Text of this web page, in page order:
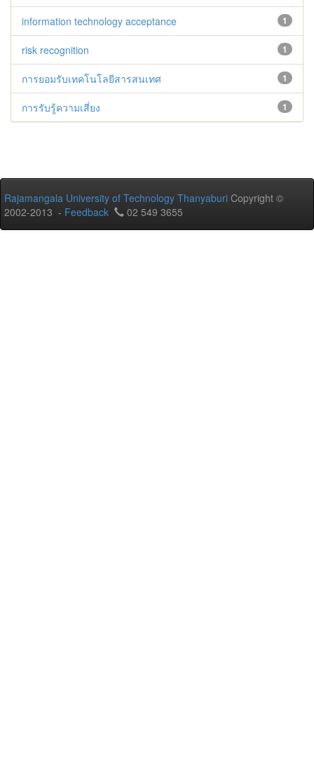
1
information technology acceptance
1
risk recognition
1
การยอมรับเทคโนโลยีสารสนเทศ
1
การรับรู้ความเสี่ยง
Rajamangala University of Technology Thanyaburi Copyright ©
2002-2013 - Feedback 02 549 3655